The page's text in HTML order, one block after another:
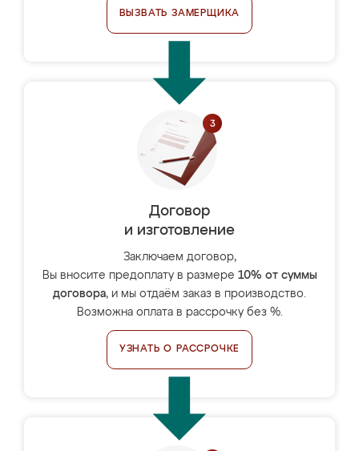
ВЫЗВАТЬ ЗАМЕРЩИКА
Договор
и изготовление
Заключаем договор,
Вы вносите предоплату в размере 10% от суммы
договора, и мы отдаём заказ в производство.
Возможна оплата в рассрочку без %.
УЗНАТЬ О РАССРОЧКЕ